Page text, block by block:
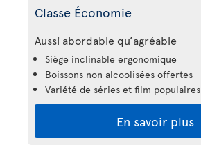
Classe Économie
Aussi abordable qu’agréable
Siège inclinable ergonomique
Boissons non alcoolisées offertes
Variété de séries et film populaires
En savoir plus